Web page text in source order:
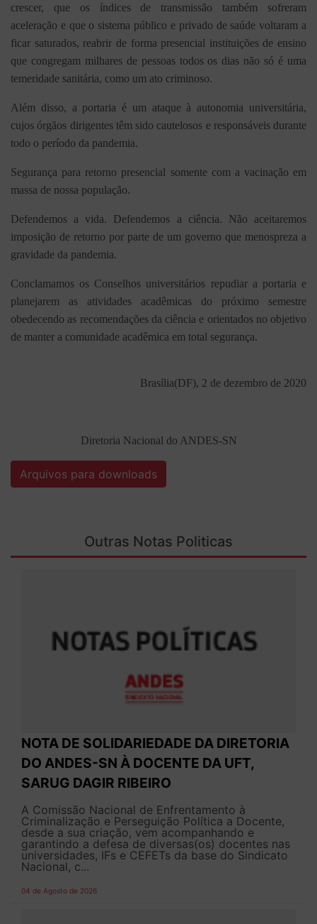
crescer, que os índices de transmissão também sofreram
aceleração e que o sistema público e privado de saúde voltaram a
ficar saturados, reabrir de forma presencial instituições de ensino
que congregam milhares de pessoas todos os dias não só é uma
temeridade sanitária, como um ato criminoso.
Além disso, a portaria é um ataque à autonomia universitária,
cujos órgãos dirigentes têm sido cautelosos e responsáveis durante
todo o período da pandemia.
Segurança para retorno presencial somente com a vacinação em
massa de nossa população.
Defendemos a vida. Defendemos a ciência. Não aceitaremos
imposição de retorno por parte de um governo que menospreza a
gravidade da pandemia.
Conclamamos os Conselhos universitários repudiar a portaria e
planejarem as atividades acadêmicas do próximo semestre
obedecendo as recomendações da ciência e orientados no objetivo
de manter a comunidade acadêmica em total segurança.
Brasília(DF), 2 de dezembro de 2020
Diretoria Nacional do ANDES-SN
Arquivos para downloads
Outras Notas Politicas
NOTA DE SOLIDARIEDADE DA DIRETORIA
DO ANDES-SN À DOCENTE DA UFT,
SARUG DAGIR RIBEIRO
A Comissão Nacional de Enfrentamento à
Criminalização e Perseguição Política a Docente,
desde a sua criação, vem acompanhando e
garantindo a defesa de diversas(os) docentes nas
universidades, IFs e CEFETs da base do Sindicato
Nacional, c...
04 de Agosto de 2026